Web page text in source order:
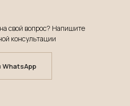
свой вопрос? Напишите
консультации
WhatsApp